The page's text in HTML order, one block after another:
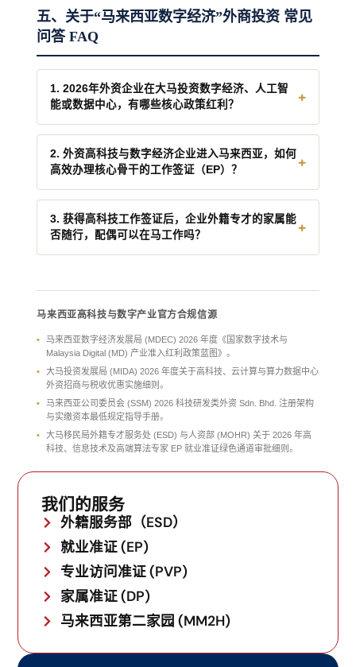
五、关于“马来西亚数字经济”外商投资 常见
问答 FAQ
1. 2026年外资企业在大马投资数字经济、人工智
能或数据中心，有哪些核心政策红利？
+
外国投资者可以申请由大马数字经济局（MDEC）
颁发的“马来西亚数字状态”（MD Status）。
发企业，可享受极具吸引力的税收减免或免税期，
并且在股权结构上完全不受外资持股比例的限制
（允许 100% 外国独资）。此外，这类企业在申请
外籍高科技专才工作签证（EP）时，可以享受更快
2. 外资高科技与数字经济企业进入马来西亚，如何
高效办理核心骨干的工作签证（EP）？
+
外商科技公司在马顺利注册后，若想派遣海外核心
技术人员（如系统架构师、算法工程师）长期驻
马，必须打通正规签证路径。
人才和科学家属于 EP II 类及以上岗位，起薪须满
足最低每月 RM 10,000，且需通过劳工部 JTKSM
Section 60K 雇佣前置预审及 Succession
Plan（继承人计划）的严格合规审核。
3. 获得高科技工作签证后，企业外籍专才的家属能
否随行，配偶可以在马工作吗？
+
年迈父母。持有 DP 准证的配偶若想在马来西亚本
地企业工作，通常需要在找到大马雇主后，由雇主
向移民局申请工作许可或直接转换为独立的 EP 就
业工签。
马来西亚高科技与数字产业官方合规信源
马来西亚数字经济发展局 (MDEC) 2026 年度《国家数字技术与
Malaysia Digital (MD) 产业准入红利政策蓝图》。
大马投资发展局 (MIDA) 2026 年度关于高科技、云计算与算力数据中心
外资招商与税收优惠实施细则。
马来西亚公司委员会 (SSM) 2026 科技研发类外资 Sdn. Bhd. 注册架构
与实缴资本最低规定指导手册。
大马移民局外籍专才服务处 (ESD) 与人资部 (MOHR) 关于 2026 年高
科技、信息技术及高端算法专家 EP 就业准证绿色通道审批细则。
我们的服务
外籍服务部（ESD）
就业准证 (EP)
专业访问准证 (PVP)
家属准证 (DP)
马来西亚第二家园 (MM2H)